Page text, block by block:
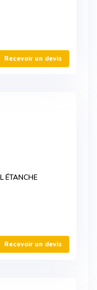
Recevoir un devis
ÉTANCHE
Recevoir un devis